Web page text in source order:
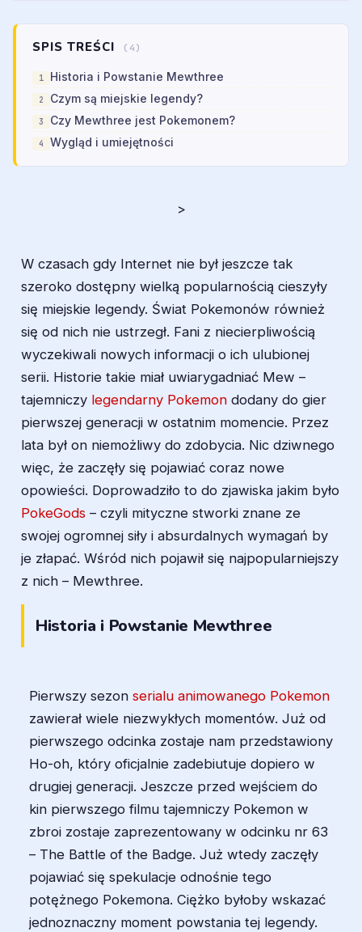
SPIS TREŚCI (4)
Historia i Powstanie Mewthree
Czym są miejskie legendy?
Czy Mewthree jest Pokemonem?
Wygląd i umiejętności
>
W czasach gdy Internet nie był jeszcze tak
szeroko dostępny wielką popularnością cieszyły
się miejskie legendy. Świat Pokemonów również
się od nich nie ustrzegł. Fani z niecierpliwością
wyczekiwali nowych informacji o ich ulubionej
serii. Historie takie miał uwiarygadniać Mew –
tajemniczy legendarny Pokemon dodany do gier
pierwszej generacji w ostatnim momencie. Przez
lata był on niemożliwy do zdobycia. Nic dziwnego
więc, że zaczęły się pojawiać coraz nowe
opowieści. Doprowadziło to do zjawiska jakim było
PokeGods – czyli mityczne stworki znane ze
swojej ogromnej siły i absurdalnych wymagań by
je złapać. Wśród nich pojawił się najpopularniejszy
z nich – Mewthree.
Historia i Powstanie Mewthree
Pierwszy sezon serialu animowanego Pokemon
zawierał wiele niezwykłych momentów. Już od
pierwszego odcinka zostaje nam przedstawiony
Ho-oh, który oficjalnie zadebiutuje dopiero w
drugiej generacji. Jeszcze przed wejściem do
kin pierwszego filmu tajemniczy Pokemon w
zbroi zostaje zaprezentowany w odcinku nr 63
– The Battle of the Badge. Już wtedy zaczęły
pojawiać się spekulacje odnośnie tego
potężnego Pokemona. Ciężko byłoby wskazać
jednoznaczny moment powstania tej legendy.